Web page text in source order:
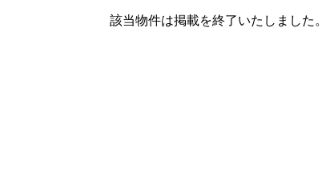
該当物件は掲載を終了いたしました。